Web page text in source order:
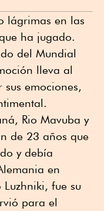
lágrimas en las
ha jugado.
del Mundial
lleva al
emociones,
Rio Mavuba y
de 23 años que
y debía
en
fue su
para el